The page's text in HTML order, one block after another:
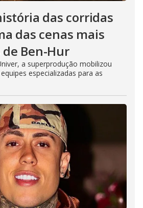
das corridas
das cenas mais
Ben-Hur
a superprodução mobilizou
especializadas para as